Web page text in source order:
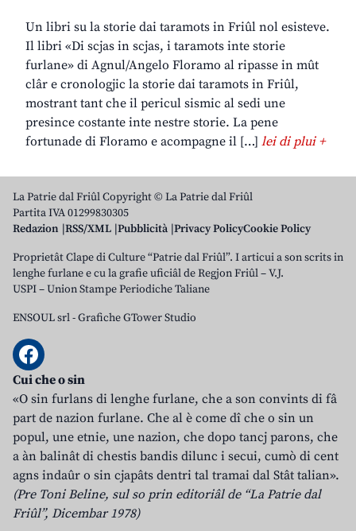
Un libri su la storie dai taramots in Friûl nol esisteve.
Il libri «Di scjas in scjas, i taramots inte storie
furlane» di Agnul/Angelo Floramo al ripasse in mût
clâr e cronologjic la storie dai taramots in Friûl,
mostrant tant che il pericul sismic al sedi une
presince costante inte nestre storie. La pene
fortunade di Floramo e acompagne il […] lei di plui +
La Patrie dal Friûl Copyright © La Patrie dal Friûl
Partita IVA 01299830305
Redazion RSS/XML Pubblicità Privacy PolicyCookie Policy
Proprietât Clape di Culture “Patrie dal Friûl”. I articui a son scrits in
lenghe furlane e cu la grafie uficiâl de Regjon Friûl – V.J.
USPI – Union Stampe Periodiche Taliane
ENSOUL srl-Grafiche GTower Studio
Cui che o sin
«O sin furlans di lenghe furlane, che a son convints di fâ
part de nazion furlane. Che al è come dî che o sin un
popul, une etnie, une nazion, che dopo tancj parons, che
a àn balinât di chestis bandis dilunc i secui, cumò di cent
agns indaûr o sin cjapâts dentri tal tramai dal Stât talian».
(Pre Toni Beline, sul so prin editoriâl de “La Patrie dal
Friûl”, Dicembar 1978)